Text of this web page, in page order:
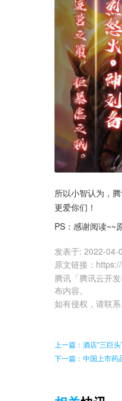
所以小智认为，
更爱你们！
PS：感谢阅读~~
发表于: 2022-04-
原文链接 ：
腾讯「腾讯云开
布内容。
如有侵权，请联
上一篇：酒店“三巨
下一篇：中国上市药